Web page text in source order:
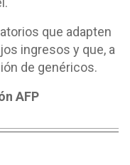
que adapten
ingresos y que, a
de genéricos.
AFP